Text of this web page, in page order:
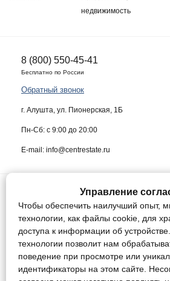
недвижимость
8 (800) 550-45-41
Бесплатно по России
Обратный звонок
г. Алушта, ул. Пионерская, 1Б
Пн-Сб: с 9:00 до 20:00
E-mail: info@centrestate.ru
ИП Жуков Виктор Васильевич ИНН
Данный сайт носит информационный
не является публичной офертой,
437 Гражданского кодекса Российской
Конфиденциальность
Соглашение
Управление
Чтобы обеспечить наилучший опыт,
технологии, как файлы cookie, для
доступа к информации об
технологии позволит нам
поведение при просмотре или
идентификаторы на этом сайте.